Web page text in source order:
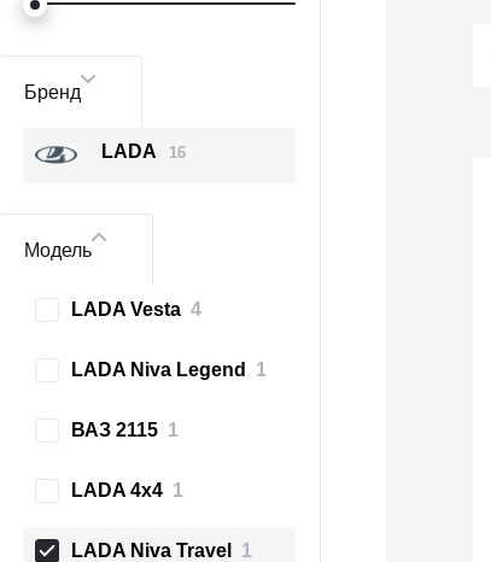
Бренд
LADA 16
Модель
LADA Vesta 4
LADA Niva Legend 1
ВАЗ 2115 1
LADA 4x4 1
LADA Niva Travel 1